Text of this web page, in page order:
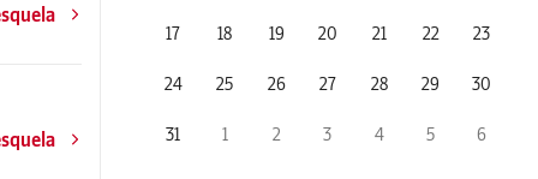
17 18 19 20 21 22 23
24 25 26 27 28 29 30
31 1 2 3 4 5 6